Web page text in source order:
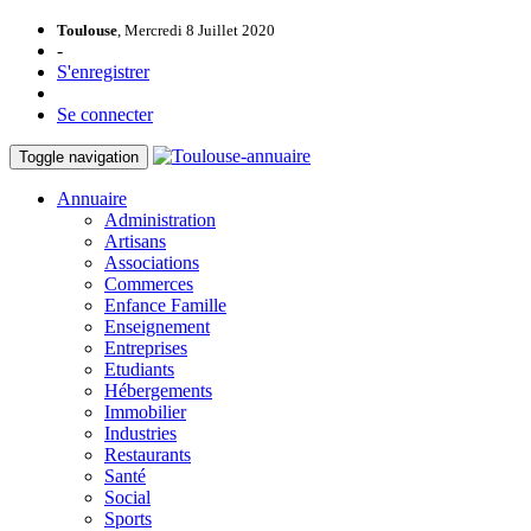
Toulouse, Mercredi 8 Juillet 2020
-
S'enregistrer
Se connecter
Toggle navigation
Annuaire
Administration
Artisans
Associations
Commerces
Enfance Famille
Enseignement
Entreprises
Etudiants
Hébergements
Immobilier
Industries
Restaurants
Santé
Social
Sports